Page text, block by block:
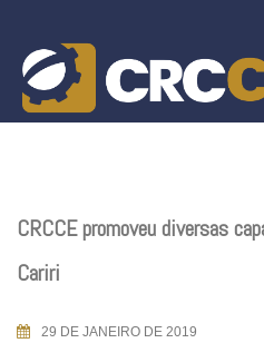
content
CRCCE promoveu diversas
Cariri
29 DE JANEIRO DE 2019